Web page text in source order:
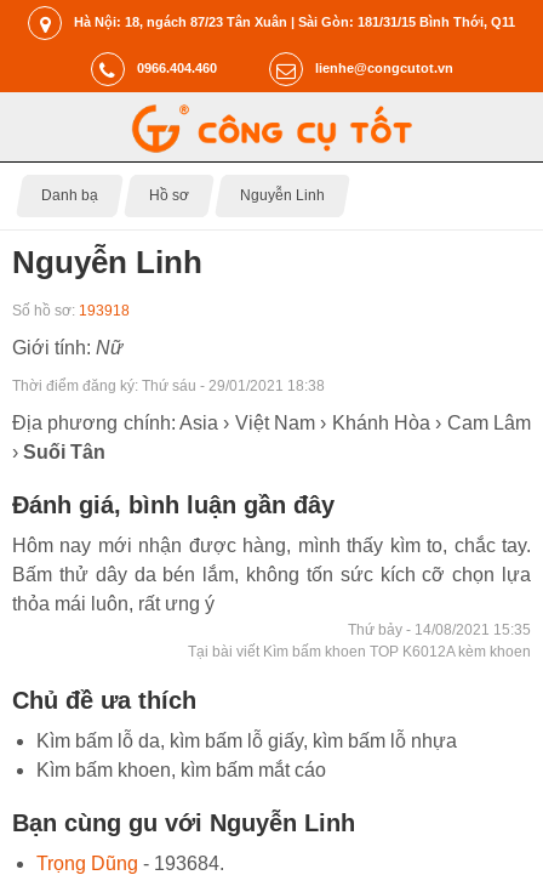
Hà Nội: 18, ngách 87/23 Tân Xuân | Sài Gòn: 181/31/15 Bình Thới, Q11
0966.404.460 lienhe@congcutot.vn
Danh bạ Hồ sơ Nguyễn Linh
Nguyễn Linh
Số hồ sơ: 193918
Giới tính: Nữ
Thời điểm đăng ký: Thứ sáu - 29/01/2021 18:38
Địa phương chính: Asia › Việt Nam › Khánh Hòa › Cam Lâm
› Suối Tân
Đánh giá, bình luận gần đây
Hôm nay mới nhận được hàng, mình thấy kìm to, chắc tay.
Bấm thử dây da bén lắm, không tốn sức kích cỡ chọn lựa
thỏa mái luôn, rất ưng ý
Thứ bảy - 14/08/2021 15:35
Tại bài viết Kìm bấm khoen TOP K6012A kèm khoen
Chủ đề ưa thích
Kìm bấm lỗ da, kìm bấm lỗ giấy, kìm bấm lỗ nhựa
Kìm bấm khoen, kìm bấm mắt cáo
Bạn cùng gu với Nguyễn Linh
Trọng Dũng - 193684.